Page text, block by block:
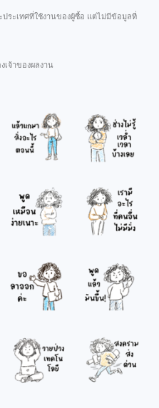
ระเทศที่ใช้งานของผู้ซื้อ แต่ไม่มีข้อมูลที่
เจ้าของผลงาน